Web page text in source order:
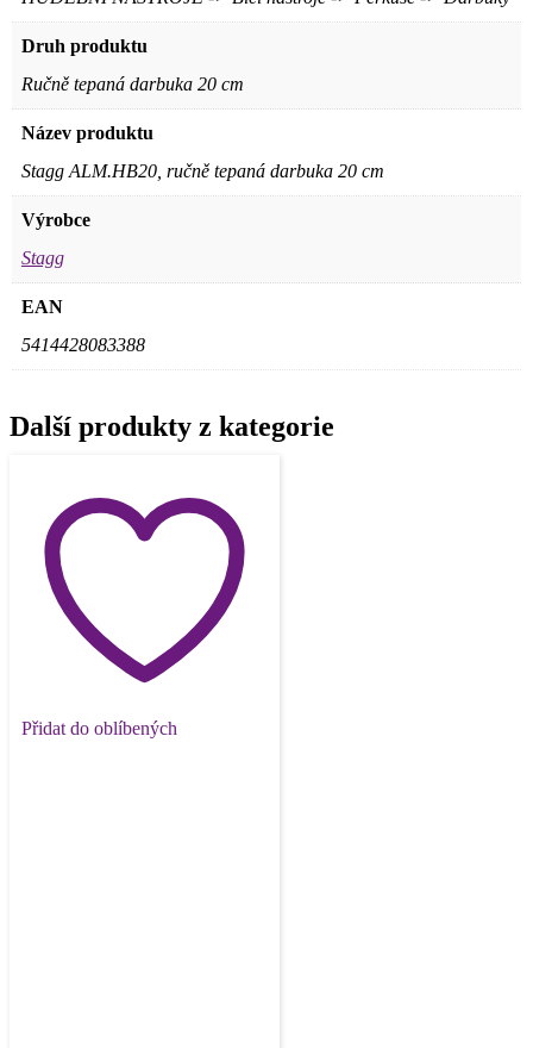
Druh produktu
Ručně tepaná darbuka 20 cm
Název produktu
Stagg ALM.HB20, ručně tepaná darbuka 20 cm
Výrobce
Stagg
EAN
5414428083388
Další produkty z kategorie
Přidat do oblíbených